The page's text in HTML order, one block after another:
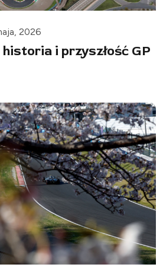
2026
i przyszłość GP